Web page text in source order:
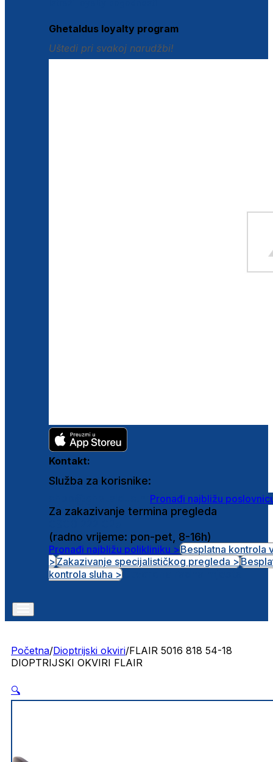
Ghetaldus loyalty program
Uštedi pri svakoj narudžbi!
Kontakt:
Služba za korisnike:
Pronađi najbližu
Za zakazivanje termina pregleda
(radno vrijeme: pon-pet, 8-16h)
Pronađi najbližu polikliniku >Besplatna kontrola
>Zakazivanje specijalističkog pregleda >
kontrola sluha >
Početna/Dioptrijski okviri/FLAIR 5016 818 54-18
DIOPTRIJSKI OKVIRI FLAIR
🔍